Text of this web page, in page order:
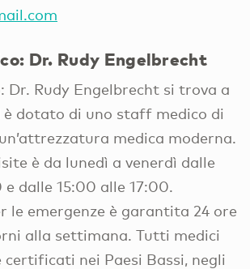
Dr. Rudy Engelbrecht
Dr. Rudy Engelbrecht si trova a
è dotato di uno staff medico di
medica moderna.
è da lunedì a venerdì dalle
dalle 15:00 alle 17:00.
le emergenze è garantita 24 ore
alla settimana. Tutti medici
nei Paesi Bassi, negli